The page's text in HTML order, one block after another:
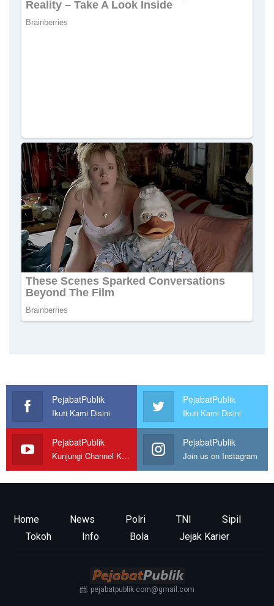
PejabatPublik
Ikuti Kami Disini
PejabatPublik
Ikuti Kami Disini
PejabatPublik
Kunjungi Channel Kami
PejabatPublik
Join us on Instagram
Home News Polri TNI
Sipil
Tokoh
Info Bola Jejak Karier
📨: pejabatpublik.com@gmail.com